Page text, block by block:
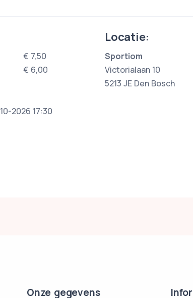
€ 7,50
€ 6,00
2026 17:30
Locatie:
Sportiom
Victorialaan 10
5213 JE Den Bosch
Onze gegevens